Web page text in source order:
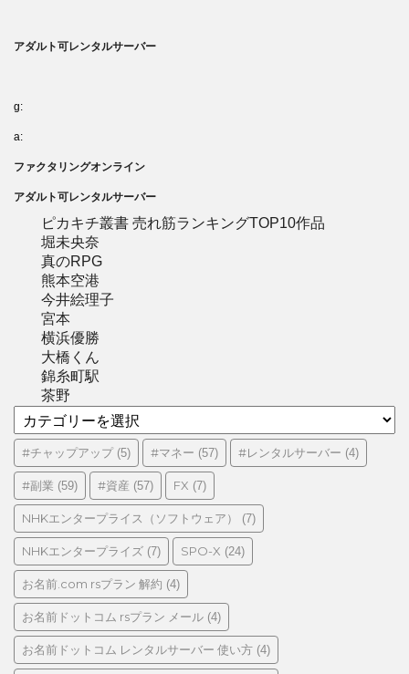
アダルト可レンタルサーバー
g:
a:
ファクタリングオンライン
アダルト可レンタルサーバー
ピカキチ叢書 売れ筋ランキングTOP10作品
堀未央奈
真のRPG
熊本空港
今井絵理子
宮本
横浜優勝
大橋くん
錦糸町駅
茶野
テ
ゴ
リ
ー
#チャップアップ(5) #マネー (57) #レンタルサーバー (4)
#副業 (59) #資産 (57) FX (7)
NHKエンタープライス（ソフトウェア） (7)
NHKエンタープライズ (7) SPO-X (24)
お名前.com rsプラン 解約 (4)
お名前ドットコム rsプラン メール (4)
お名前ドットコム レンタルサーバー 使い方 (4)